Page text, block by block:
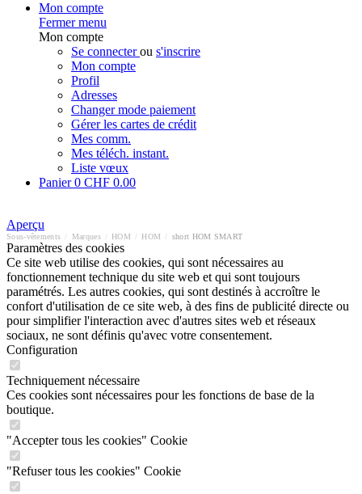
Mon compte
Fermer menu
Mon compte
Se connecterou s'inscrire
Mon compte
Profil
Adresses
Changer mode paiement
Gérer les cartes de crédit
Mes comm.
Mes téléch. instant.
Liste vœux
Panier0 CHF 0.00
Aperçu
Sous-vêtements Marques HOM HOM short HOM SMART
Paramètres des cookies
Ce site web utilise des cookies, qui sont nécessaires au
fonctionnement technique du site web et qui sont toujours
paramétrés. Les autres cookies, qui sont destinés à accroître le
confort d'utilisation de ce site web, à des fins de publicité directe ou
pour simplifier l'interaction avec d'autres sites web et réseaux
sociaux, ne sont définis qu'avec votre consentement.
Configuration
Techniquement nécessaire
Ces cookies sont nécessaires pour les fonctions de base de la
boutique.
"Accepter tous les cookies" Cookie
"Refuser tous les cookies" Cookie